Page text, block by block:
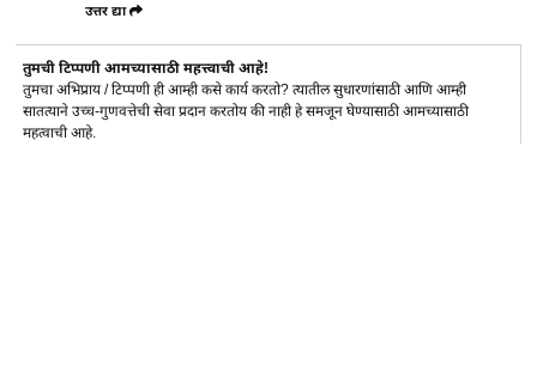
उत्तर द्या
तुमची टिप्पणी आमच्यासाठी महत्त्वाची आहे!
तुमचा अभिप्राय / टिप्पणी ही आम्ही कसे कार्य करतो? त्यातील सुधारणांसाठी आणि आम्ही
सातत्याने उच्च-गुणवत्तेची सेवा प्रदान करतोय की नाही हे समजून घेण्यासाठी आमच्यासाठी
महत्वाची आहे.